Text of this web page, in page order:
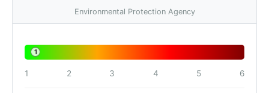
Environmental Protection Agency
1
1 2 3 4 5 6